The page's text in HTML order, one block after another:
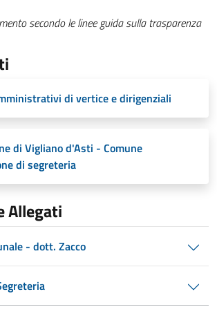
secondo le linee guida sulla trasparenza
di vertice e dirigenziali
di Vigliano d'Asti - Comune
di segreteria
Allegati
- dott. Zacco